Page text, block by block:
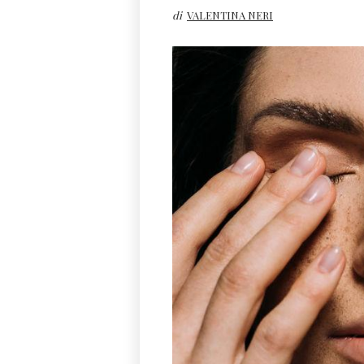
di VALENTINA NERI